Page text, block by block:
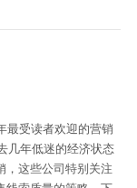
最受读者欢迎的营销
几年低迷的经济状态
，这些公司特别关注